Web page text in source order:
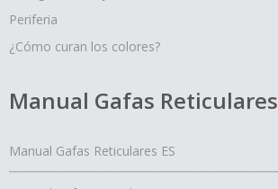
Periferia
¿Cómo curan los colores?
Manual Gafas Reticulares
Manual Gafas Reticulares ES